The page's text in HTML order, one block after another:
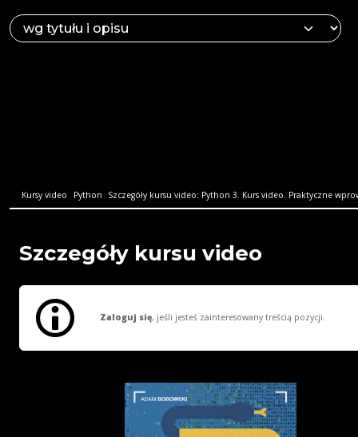
Kursy video Python Szczegóły kursu video: Python 3. Kurs video. Praktyczne
Szczegóły kursu video
Zaloguj się, jeśli jesteś zainteresowany treścią pozycji.